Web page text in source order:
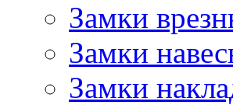
Замки
Замки
Замки